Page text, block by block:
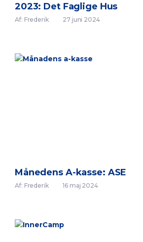
2023: Det Faglige Hus
Af: Frederik 27 juni 2024
Månedens A-kasse: ASE
Af: Frederik 16 maj 2024